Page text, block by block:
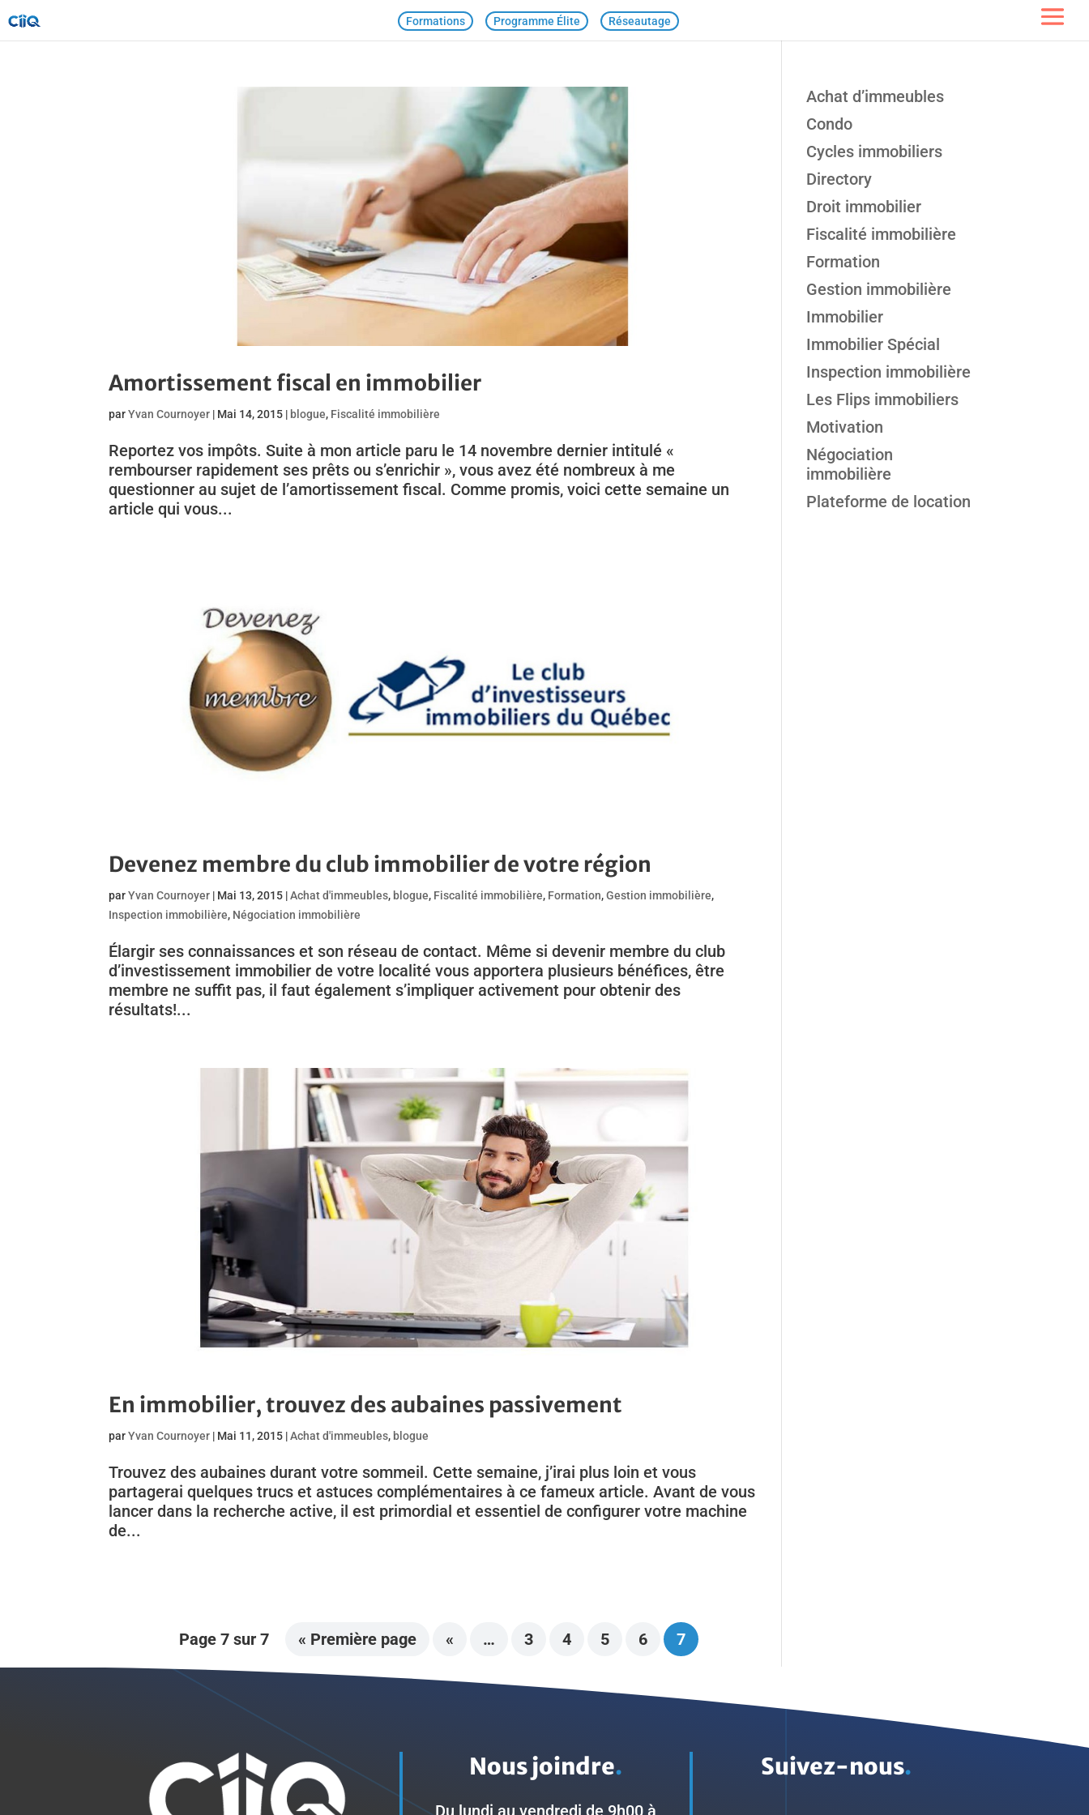
Formations Programme Élite Réseautage
Amortissement fiscal en immobilier
parYvan Cournoyer | Mai 14, 2015 | blogue, Fiscalité immobilière
Reportez vos impôts. Suite à mon article paru le 14 novembre dernier intitulé «
rembourser rapidement ses prêts ou s’enrichir », vous avez été nombreux à me
questionner au sujet de l’amortissement fiscal. Comme promis, voici cette semaine un
article qui vous...
Devenez membre du club immobilier de votre région
parYvan Cournoyer | Mai 13, 2015 |Achat d'immeubles, blogue, Fiscalité immobilière, Formation,Gestion immobilière,
Inspection immobilière, Négociation immobilière
Élargir ses connaissances et son réseau de contact. Même si devenir membre du club
d’investissement immobilier de votre localité vous apportera plusieurs bénéfices, être
membre ne suffit pas, il faut également s’impliquer activement pour obtenir des
résultats!...
En immobilier, trouvez des aubaines passivement
parYvan Cournoyer | Mai 11, 2015 |Achat d'immeubles, blogue
Trouvez des aubaines durant votre sommeil. Cette semaine, j’irai plus loin et vous
partagerai quelques trucs et astuces complémentaires à ce fameux article. Avant de vous
lancer dans la recherche active, il est primordial et essentiel de configurer votre machine
de...
Page 7 sur 7 « Première page « … 3 4 5 6 7
Achat d’immeubles
Condo
Cycles immobiliers
Directory
Droit immobilier
Fiscalité immobilière
Formation
Gestion immobilière
Immobilier
Immobilier Spécial
Inspection immobilière
Les Flips immobiliers
Motivation
Négociation
immobilière
Plateforme de location
Nous joindre.
Du lundi au vendredi de 9h00 à
Suivez-nous.